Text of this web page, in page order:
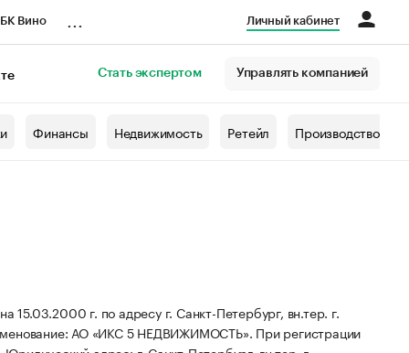
Вино Личный кабинет
Стать экспертом Управлять компанией
Финансы Недвижимость Ретейл Производство
г. по адресу г. Санкт-Петербург, вн.тер. г.
АО «ИКС 5 НЕДВИЖИМОСТЬ». При регистрации